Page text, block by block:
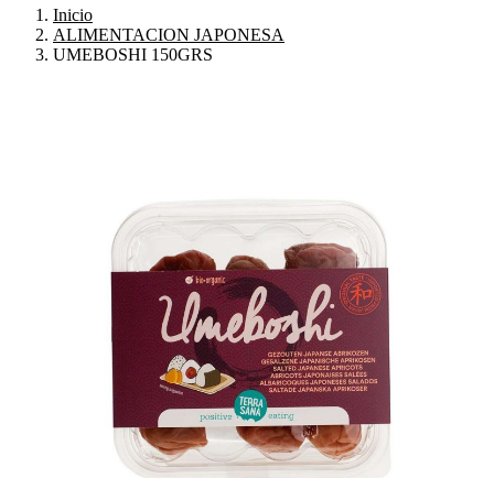
Inicio
ALIMENTACION JAPONESA
UMEBOSHI 150GRS